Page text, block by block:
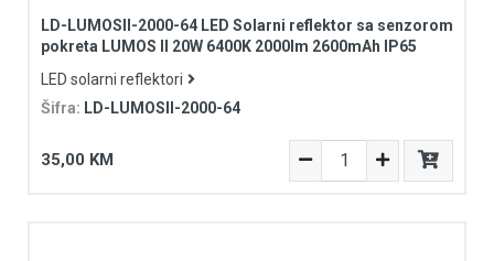
LD-LUMOSII-2000-64 LED Solarni reflektor sa senzorom
pokreta LUMOS II 20W 6400K 2000lm 2600mAh IP65
LED solarni reflektori
Šifra: LD-LUMOSII-2000-64
35,00 KM